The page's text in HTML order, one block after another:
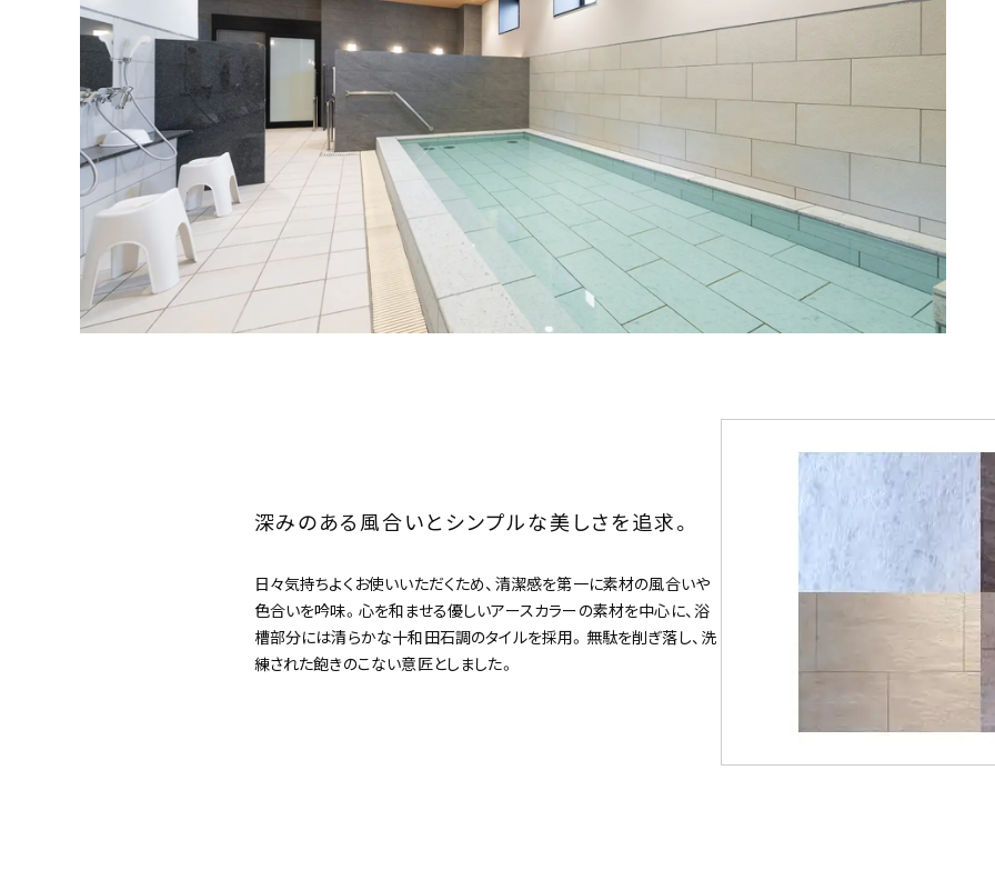
深みのある風合いとシンプルな美しさを追求。
日々気持ちよくお使いいただくため、清潔感を第一に素材の風合いや
色合いを吟味。心を和ませる優しいアースカラーの素材を中心に、浴
槽部分には清らかな十和田石調のタイルを採用。無駄を削ぎ落し、洗
練された飽きのこない意匠としました。